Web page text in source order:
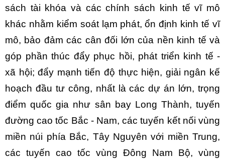
sách tài khóa và các chính sách kinh tế vĩ mô
khác nhằm kiểm soát lạm phát, ổn định kinh tế vĩ
mô, bảo đảm các cân đối lớn của nền kinh tế và
góp phần thúc đẩy phục hồi, phát triển kinh tế -
xã hội; đẩy mạnh tiến độ thực hiện, giải ngân kế
hoạch đầu tư công, nhất là các dự án lớn, trọng
điểm quốc gia như sân bay Long Thành, tuyến
đường cao tốc Bắc - Nam, các tuyến kết nối vùng
miền núi phía Bắc, Tây Nguyên với miền Trung,
các tuyến cao tốc vùng Đông Nam Bộ, vùng